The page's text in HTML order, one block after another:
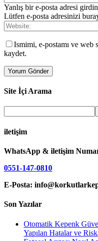
Yanlış bir e-posta adresi
Lütfen e-posta adresinizi
Ismimi, e-postamı ve web
kaydet.
Site İçi Arama
iletişim
WhatsApp & iletişim
0551-147-0810
E-Posta:
Son Yazılar
Otomatik Kepenk
Yapılan Hatalar ve